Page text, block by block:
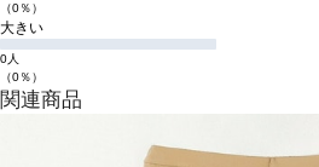
（0％）
大きい
0人
（0％）
関連商品